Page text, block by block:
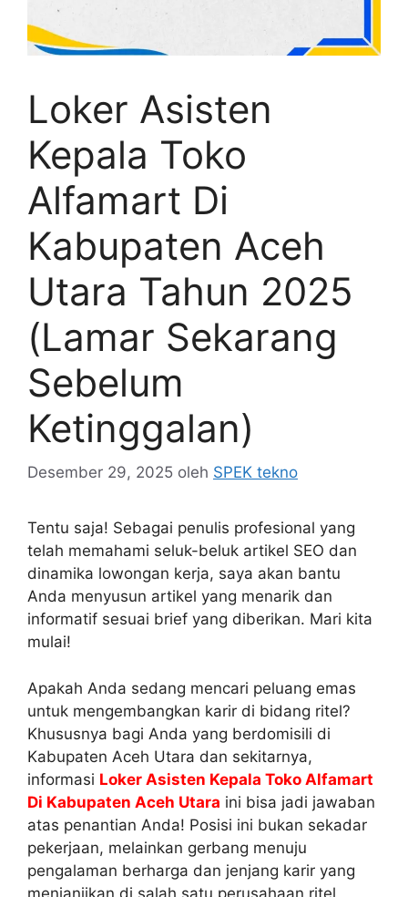
Loker Asisten
Kepala Toko
Alfamart Di
Kabupaten Aceh
Utara Tahun 2025
(Lamar Sekarang
Sebelum
Ketinggalan)
Desember 29, 2025 oleh SPEK tekno
Tentu saja! Sebagai penulis profesional yang
telah memahami seluk-beluk artikel SEO dan
dinamika lowongan kerja, saya akan bantu
Anda menyusun artikel yang menarik dan
informatif sesuai brief yang diberikan. Mari kita
mulai!
Apakah Anda sedang mencari peluang emas
untuk mengembangkan karir di bidang ritel?
Khususnya bagi Anda yang berdomisili di
Kabupaten Aceh Utara dan sekitarnya,
informasi Loker Asisten Kepala Toko Alfamart
Di Kabupaten Aceh Utara ini bisa jadi jawaban
atas penantian Anda! Posisi ini bukan sekadar
pekerjaan, melainkan gerbang menuju
pengalaman berharga dan jenjang karir yang
menjanjikan di salah satu perusahaan ritel